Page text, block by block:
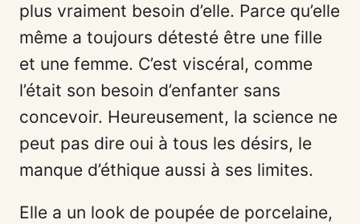
plus vraiment besoin d’elle. Parce qu’elle
même a toujours détesté être une fille
et une femme. C’est viscéral, comme
l’était son besoin d’enfanter sans
concevoir. Heureusement, la science ne
peut pas dire oui à tous les désirs, le
manque d’éthique aussi à ses limites.
Elle a un look de poupée de porcelaine,